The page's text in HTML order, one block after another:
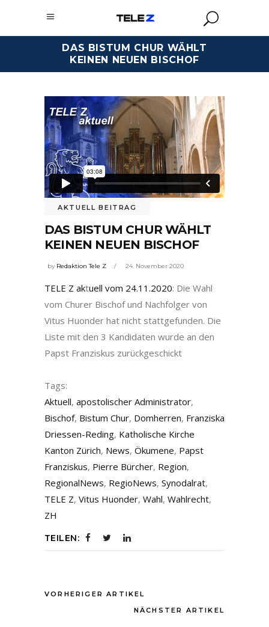
DAS BISTUM CHUR WÄHLT
KEINEN NEUEN BISCHOF
AKTUELL BEITRAG
DAS BISTUM CHUR WÄHLT
KEINEN NEUEN BISCHOF
by Redaktion Tele Z 24. November 2020
TELE Z aktuell vom 24.11.2020: Die Wahl
vom Churer Bischof und Nachfolger von
Vitus Huonder hat nicht stattgefunden. Die
Liste mit den 3 Kandidaten wurde an den
Papst Franziskus zurückgeschickt
Tags:
Aktuell, apostolischer Administrator,
Bischof, Bistum Chur, Domherren, Franziska
Driessen-Reding, Katholische Kirche
Kanton Zürich, News, Ökumene, Papst
Franziskus, Pierre Bürcher, Region,
RegionalNews, RegioNews, Synodalrat,
TELE Z, Vitus Huonder, Wahl, Wahlrecht,
ZH
TEILEN:
VORHERIGER ARTIKEL
NÄCHSTER ARTIKEL